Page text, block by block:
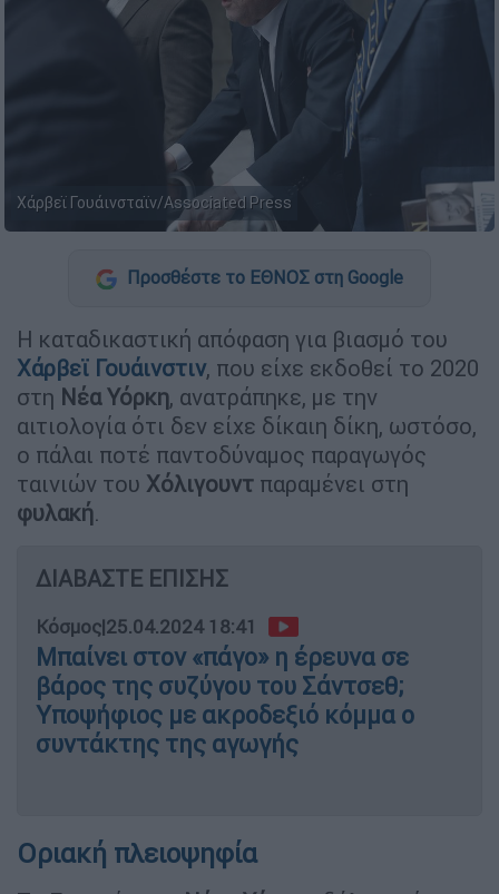
Χάρβεϊ Γουάινσταϊν/Associated Press
Προσθέστε το ΕΘΝΟΣ στη Google
Η καταδικαστική απόφαση για βιασμό του
Χάρβεϊ Γουάινστιν, που είχε εκδοθεί το 2020
στη Νέα Υόρκη, ανατράπηκε, με την
αιτιολογία ότι δεν είχε δίκαιη δίκη, ωστόσο,
ο πάλαι ποτέ παντοδύναμος παραγωγός
ταινιών του Χόλιγουντ παραμένει στη
φυλακή.
ΔΙΑΒΑΣΤΕ ΕΠΙΣΗΣ
Κόσμος|25.04.2024 18:41
Μπαίνει στον «πάγο» η έρευνα σε
βάρος της συζύγου του Σάντσεθ;
Υποψήφιος με ακροδεξιό κόμμα ο
συντάκτης της αγωγής
Οριακή πλειοψηφία